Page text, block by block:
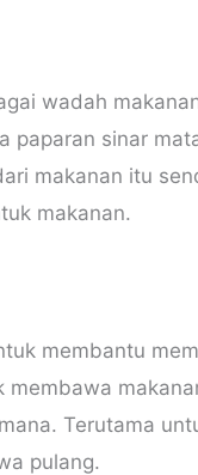
wadah
paparan sinar
makanan itu
makanan.
membantu
Terutama
pulang.